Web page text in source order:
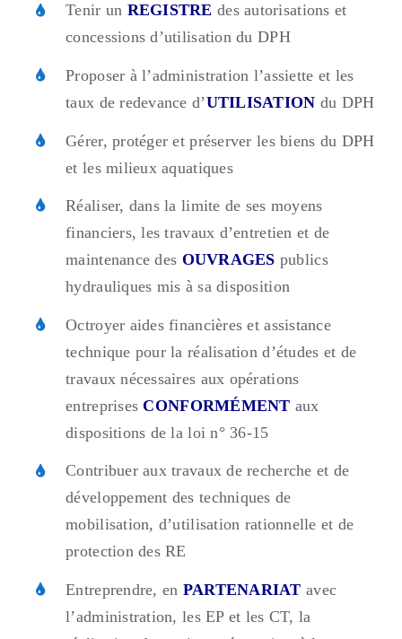
Tenir un REGISTRE des autorisations et
concessions d’utilisation du DPH
Proposer à l’administration l’assiette et les
taux de redevance d’UTILISATION du DPH
Gérer, protéger et préserver les biens du DPH
et les milieux aquatiques
Réaliser, dans la limite de ses moyens
financiers, les travaux d’entretien et de
maintenance des OUVRAGES publics
hydrauliques mis à sa disposition
Octroyer aides financières et assistance
technique pour la réalisation d’études et de
travaux nécessaires aux opérations
entreprisesCONFORMÉMENT aux
dispositions de la loi n° 36-15
Contribuer aux travaux de recherche et de
développement des techniques de
mobilisation, d’utilisation rationnelle et de
protection des RE
Entreprendre, en PARTENARIAT avec
l’administration, les EP et les CT, la